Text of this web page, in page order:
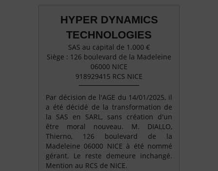
HYPER DYNAMICS
TECHNOLOGIES
SAS au capital de 1.000 €
Siège : 126 boulevard de la Madeleine
06000 NICE
918929415 RCS NICE
Par décision de l'AGE du 14/01/2025, il
a été décidé de la transformation de
la SAS en SARL, sans création d'un
être moral nouveau. M. DIALLO,
Thierno, 126 boulevard de la
Madeleine 06000 NICE à été nommé
gérant. Le reste demeure inchangé.
Mention au RCS de NICE.